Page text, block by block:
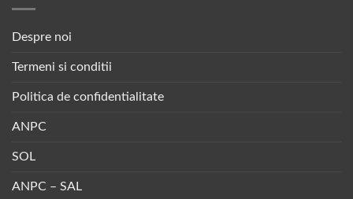
Despre noi
Termeni si conditii
Politica de confidentialitate
ANPC
SOL
ANPC – SAL